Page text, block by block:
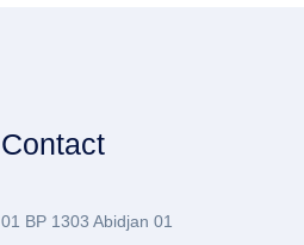
Contact
01 BP 1303 Abidjan 01